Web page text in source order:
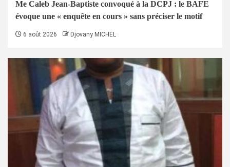
Me Caleb Jean-Baptiste convoqué à la DCPJ : le BAFE
évoque une « enquête en cours » sans préciser le motif
6 août 2026 Djovany MICHEL